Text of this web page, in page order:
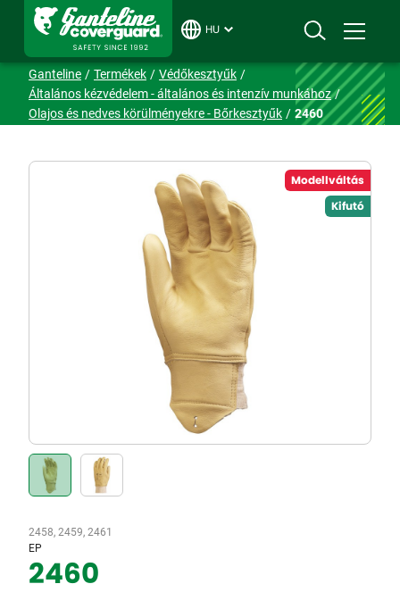
HU
Ganteline Termékek
Védőkesztyűk
Általános kézvédelem - általános és intenzív munkához
Olajos és nedves körülményekre - Bőrkesztyűk
2460
Modellváltás
Kifutó
2458, 2459, 2461
EP
2460